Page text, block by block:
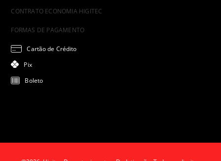
CONTRATO ECONOMIA HIGITEC
FORMAS DE PAGAMENTO
Cartão de Crédito
Pix
Boleto